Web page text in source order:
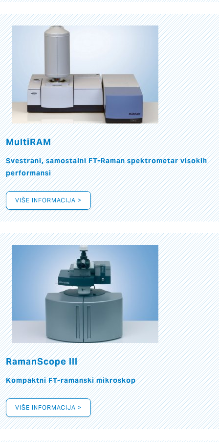
MultiRAM
Svestrani, samostalni FT-Raman spektrometar visokih
performansi
VIŠE INFORMACIJA >
RamanScope III
Kompaktni FT-ramanski mikroskop
VIŠE INFORMACIJA >